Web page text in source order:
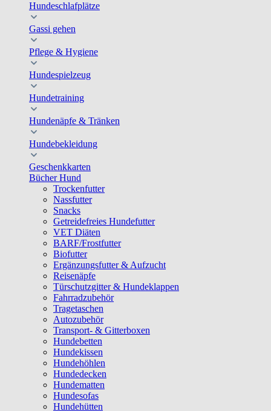
Hundeschlafplätze
Gassi gehen
Pflege & Hygiene
Hundespielzeug
Hundetraining
Hundenäpfe & Tränken
Hundebekleidung
Geschenkkarten
Bücher Hund
Trockenfutter
Nassfutter
Snacks
Getreidefreies Hundefutter
VET Diäten
BARF/Frostfutter
Biofutter
Ergänzungsfutter & Aufzucht
Reisenäpfe
Türschutzgitter & Hundeklappen
Fahrradzubehör
Tragetaschen
Autozubehör
Transport- & Gitterboxen
Hundebetten
Hundekissen
Hundehöhlen
Hundedecken
Hundematten
Hundesofas
Hundehütten